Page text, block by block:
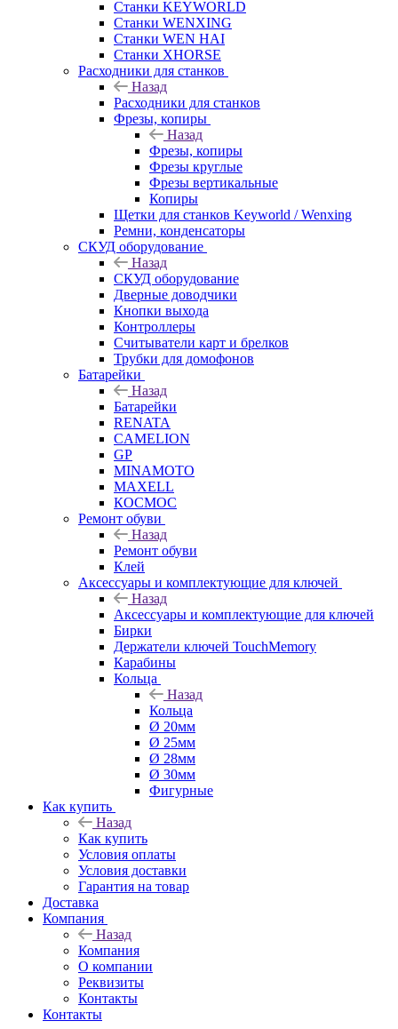
Станки KEYWORLD
Станки WENXING
Станки WEN HAI
Станки XHORSE
Расходники для станков
Назад
Расходники для станков
Фрезы, копиры
Назад
Фрезы, копиры
Фрезы круглые
Фрезы вертикальные
Копиры
Щетки для станков Keyworld / Wenxing
Ремни, конденсаторы
СКУД оборудование
Назад
СКУД оборудование
Дверные доводчики
Кнопки выхода
Контроллеры
Считыватели карт и брелков
Трубки для домофонов
Батарейки
Назад
Батарейки
RENATA
CAMELION
GP
MINAMOTO
MAXELL
КОСМОС
Ремонт обуви
Назад
Ремонт обуви
Клей
Аксессуары и комплектующие для ключей
Назад
Аксессуары и комплектующие для ключей
Бирки
Держатели ключей TouchMemory
Карабины
Кольца
Назад
Кольца
Ø 20мм
Ø 25мм
Ø 28мм
Ø 30мм
Фигурные
Как купить
Назад
Как купить
Условия оплаты
Условия доставки
Гарантия на товар
Доставка
Компания
Назад
Компания
О компании
Реквизиты
Контакты
Контакты